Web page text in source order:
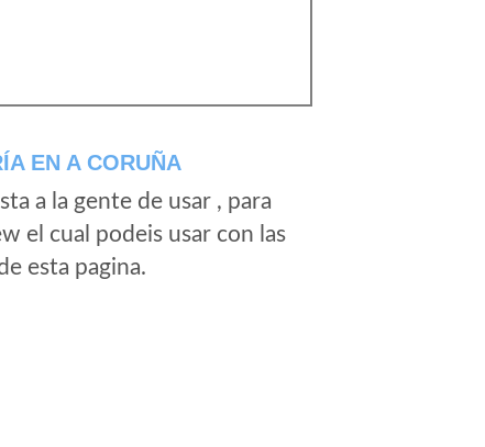
EN A CORUÑA
a la gente de usar , para
el cual podeis usar con las
esta pagina.